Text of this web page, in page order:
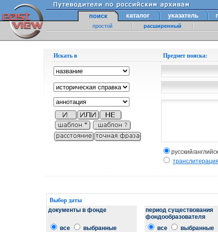
поиск каталог указатель
простой расширенный
Искать в Предмет поиска:
русский/
Выбор даты
документы в фонде
период существования
фондообразователя
все
выбранные все выбранные